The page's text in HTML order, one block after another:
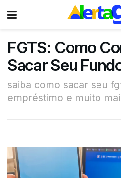
FGTS: Como
Sacar Seu
saiba como sacar seu
empréstimo e muito